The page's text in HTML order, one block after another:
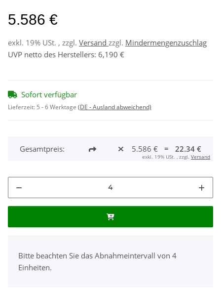
5.586 €
exkl. 19% USt. , zzgl. Versand zzgl. Mindermengenzuschlag
UVP netto des Herstellers: 6,190 €
Sofort verfügbar
Lieferzeit: 5 - 6 Werktage (DE - Ausland abweichend)
Gesamtpreis: 5.586 € = 22.34 €
exkl. 19% USt. , zzgl. Versand
Bitte beachten Sie das Abnahmeintervall von 4
Einheiten.